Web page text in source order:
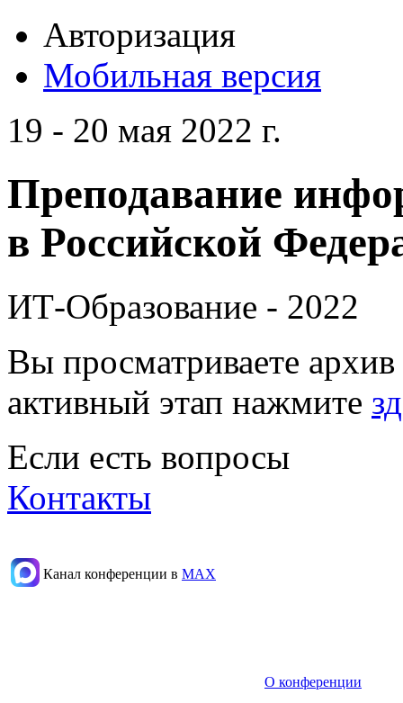
Авторизация
Мобильная версия
19 - 20 мая 2022 г.
Преподавание
в Российской
ИТ-Образование - 2022
Вы просматриваете
активный этап нажмите
Если есть вопросы
Контакты
Канал конференции в МАХ
О конференции